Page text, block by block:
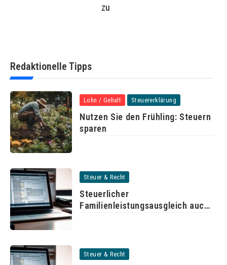
zu
Redaktionelle Tipps
Lohn / Gehalt Steuererklärung
Nutzen Sie den Frühling: Steuern
sparen
Steuer & Recht
Steuerlicher
Familienleistungsausgleich auch
Steuer & Recht